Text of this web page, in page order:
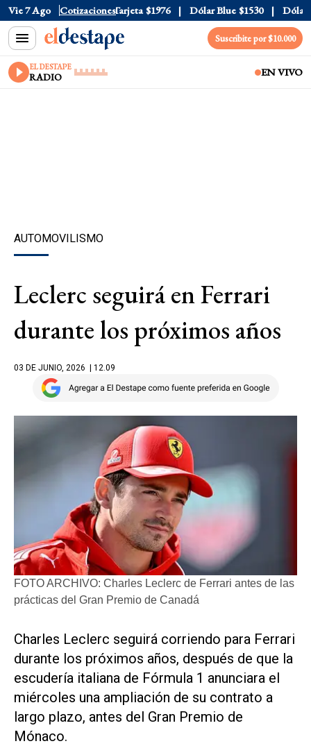
Vie 7 Ago Cotizaciones
$1520 Dólar Tarjeta $1976 Dólar Blue $1530 Dólar
Suscribite por $10.000
EL DESTAPE
RADIO EN VIVO
AUTOMOVILISMO
Leclerc seguirá en Ferrari
durante los próximos años
03 DE JUNIO, 2026 | 12.09
FOTO ARCHIVO: Charles Leclerc de Ferrari antes de las
prácticas del Gran Premio de Canadá
Charles Leclerc ​seguirá corriendo para Ferrari
durante los próximos años, después de que la
escudería italiana de Fórmula 1 anunciara ‌el
miércoles una ampliación ‌de su contrato a
largo plazo, antes del Gran Premio de
Mónaco.